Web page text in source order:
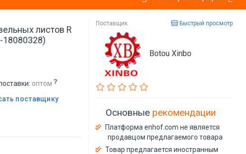
листов R
18080328)
оптом
поставщику
Поставщик Быстрый просмотр
Botou Xinbo
Основные рекомендации
Платформа enhof.com не является
продавцом предлагаемого товара
Товар предлагается иностранным